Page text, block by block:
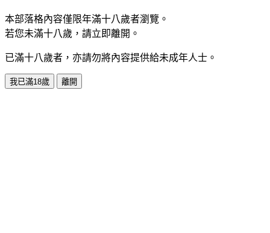
本部落格內容僅限年滿十八歲者瀏覽。
若您未滿十八歲，請立即離開。
已滿十八歲者，亦請勿將內容提供給未成年人士。
我已滿18歲 離開